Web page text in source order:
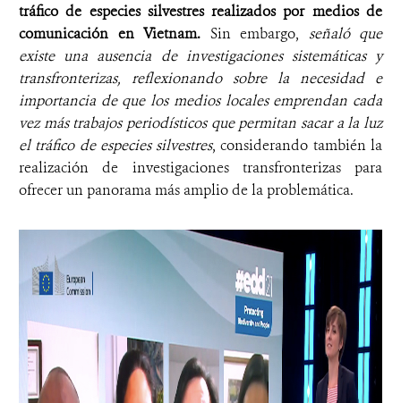
tráfico de especies silvestres realizados por medios de
comunicación en Vietnam. Sin embargo, señaló que
existe una ausencia de investigaciones sistemáticas y
transfronterizas, reflexionando sobre la necesidad e
importancia de que los medios locales emprendan cada
vez más trabajos periodísticos que permitan sacar a la luz
el tráfico de especies silvestres, considerando también la
realización de investigaciones transfronterizas para
ofrecer un panorama más amplio de la problemática.